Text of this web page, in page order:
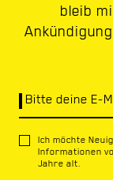
bleib
Bitte deine E-
Ich möchte
Informationen
Jahre alt.